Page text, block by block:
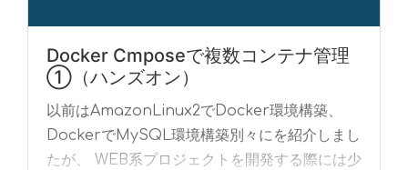
Docker Cmposeで複数コンテナ管理
①（ハンズオン）
以前はAmazonLinux2でDocker環境構築、
DockerでMySQL環境構築別々にを紹介しまし
たが、 WEB系プロジェクトを開発する際には少